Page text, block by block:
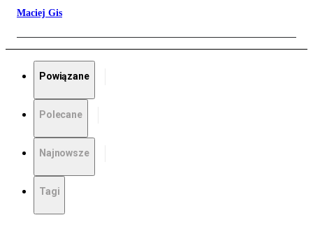
Maciej Gis
Powiązane
Polecane
Najnowsze
Tagi